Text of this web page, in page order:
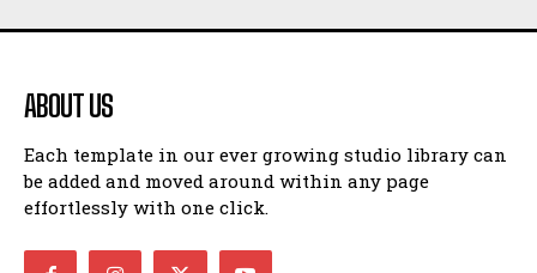
ABOUT US
Each template in our ever growing studio library can
be added and moved around within any page
effortlessly with one click.